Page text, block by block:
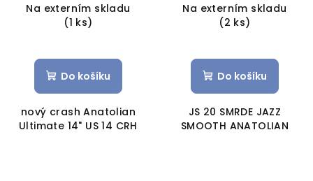
Na externím skladu
(1 ks)
Do košíku
nový crash Anatolian
Ultimate 14" US 14 CRH
Na externím skladu
(2 ks)
Do košíku
JS 20 SMRDE JAZZ
SMOOTH ANATOLIAN